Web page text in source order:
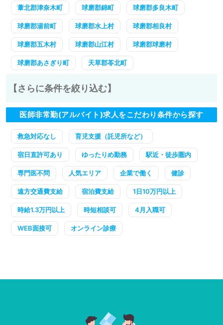
葦北郡津奈木町 球磨郡錦町 球磨郡多良木町
球磨郡湯前町 球磨郡水上村 球磨郡相良村
球磨郡五木村 球磨郡山江村 球磨郡球磨村
球磨郡あさぎり町 天草郡苓北町
【さらに条件を絞り込む】
医師非常勤(アルバイト)求人をこだわり条件から探す
救急対応なし 育児支援（託児所など）
宿日直許可あり ゆったりめ勤務 駅近・徒歩圏内
専門医不問 人気エリア 企業で働く 健診
遠方交通費支給 宿泊費支給 1日10万円以上
時給1.3万円以上 時短相談可 4月入職可
WEB面接可 オンライン診療